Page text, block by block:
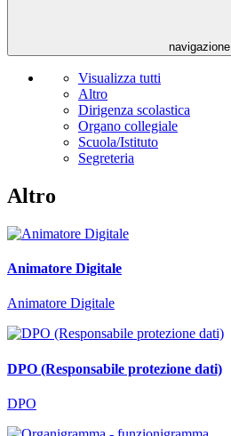
navigazione
Visualizza tutti
Altro
Dirigenza scolastica
Organo collegiale
Scuola/Istituto
Segreteria
Altro
Animatore Digitale
Animatore Digitale
DPO (Responsabile protezione dati)
DPO